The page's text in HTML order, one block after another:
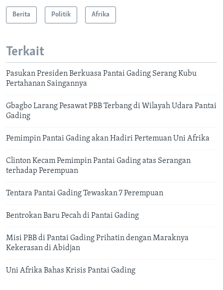
Berita Politik Afrika
Terkait
Pasukan Presiden Berkuasa Pantai Gading Serang Kubu
Pertahanan Saingannya
Gbagbo Larang Pesawat PBB Terbang di Wilayah Udara Pantai
Gading
Pemimpin Pantai Gading akan Hadiri Pertemuan Uni Afrika
Clinton Kecam Pemimpin Pantai Gading atas Serangan
terhadap Perempuan
Tentara Pantai Gading Tewaskan 7 Perempuan
Bentrokan Baru Pecah di Pantai Gading
Misi PBB di Pantai Gading Prihatin dengan Maraknya
Kekerasan di Abidjan
Uni Afrika Bahas Krisis Pantai Gading